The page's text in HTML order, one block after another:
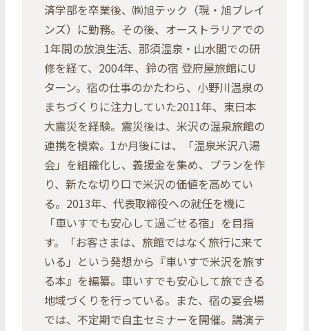
済学部を卒業後、㈱旭テック（現・旭ブレイ
ンズ）に勤務。その後、オーストラリアでの
1年間の放浪生活、那須温泉・山水閣での研
修を経て、2004年、鈴の宿 登府屋旅館にU
ターン。宿の仕事のかたわら、小野川温泉の
まちづくりに注力していた2011年、東日本
大震災を経験。震災後は、米沢の温泉旅館の
連携を模索。1か月後には、「温泉米沢八湯
会」を組織化し、義援金を集め、プランを作
り、新たな切り口で米沢の価値を高めてい
る。2013年、代表取締役への就任を機に
「車いすでも安心して過ごせる宿」を目指
す。「お客さまは、旅館ではなく旅行に来て
いる」という発想から『車いすで米沢を旅す
る本』を編纂。車いすでも安心して旅できる
地域づくりを行っている。また、宿の宴会場
では、不定期で自主セミナーを開催。講演テ